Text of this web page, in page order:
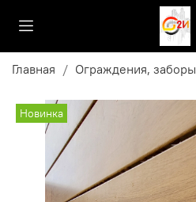
Главная Ограждения, заборы
Новинка